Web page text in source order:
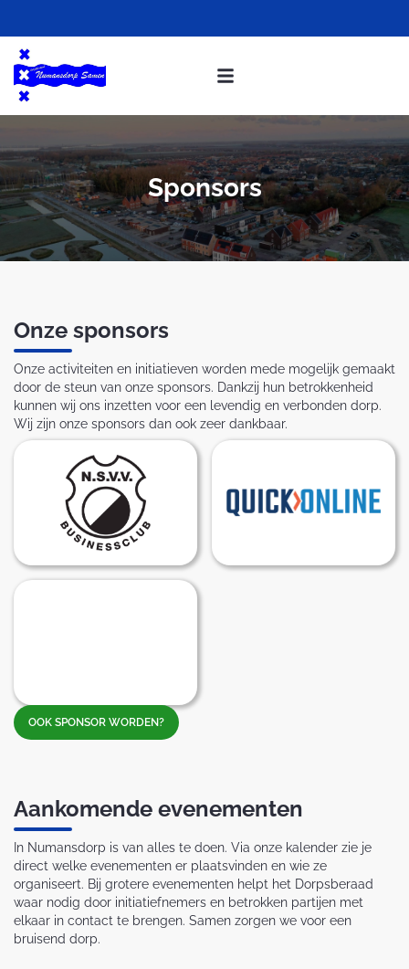
Sponsors
Onze sponsors
Onze activiteiten en initiatieven worden mede mogelijk gemaakt
door de steun van onze sponsors. Dankzij hun betrokkenheid
kunnen wij ons inzetten voor een levendig en verbonden dorp.
Wij zijn onze sponsors dan ook zeer dankbaar.
OOK SPONSOR WORDEN?
Aankomende evenementen
In Numansdorp is van alles te doen. Via onze kalender zie je
direct welke evenementen er plaatsvinden en wie ze
organiseert. Bij grotere evenementen helpt het Dorpsberaad
waar nodig door initiatiefnemers en betrokken partijen met
elkaar in contact te brengen. Samen zorgen we voor een
bruisend dorp.